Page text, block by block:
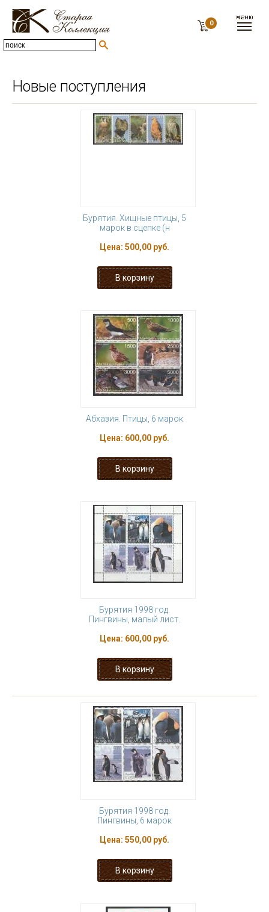
0
Новые поступления
Бурятия. Хищные птицы, 5
марок в сцепке (н
Цена: 500,00 руб.
Абхазия. Птицы, 6 марок
Цена: 600,00 руб.
Бурятия 1998 год.
Пингвины, малый лист.
Цена: 600,00 руб.
Бурятия 1998 год.
Пингвины, 6 марок
Цена: 550,00 руб.